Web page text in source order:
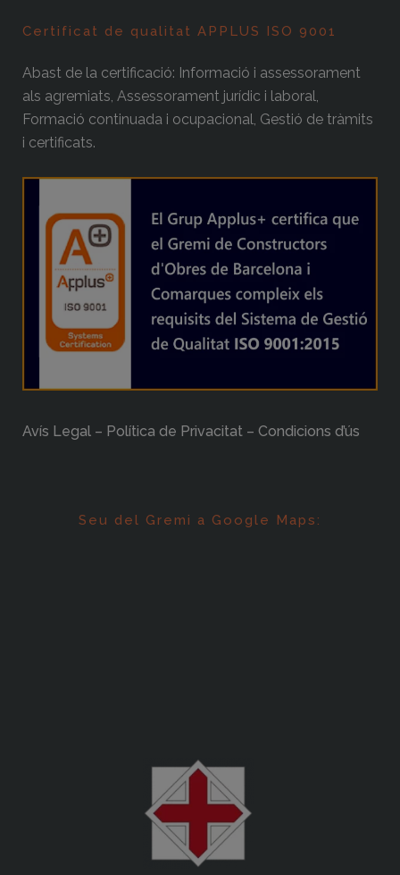
Certificat de qualitat APPLUS ISO 9001
Abast de la certificació: Informació i assessorament
als agremiats, Assessorament jurídic i laboral,
Formació continuada i ocupacional, Gestió de tràmits
i certificats.
Avís Legal – Política de Privacitat – Condicions d’ús
Seu del Gremi a Google Maps: